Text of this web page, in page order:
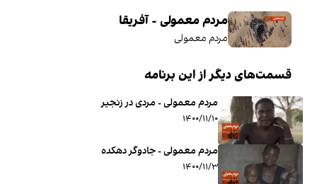
مردم معمولی - آفریقا
مردم معمولی
قسمت‌های دیگر از این برنامه
مردم معمولی - مردی در زنجیر
۱۴۰۰/۱۱/۱۰
مردم معمولی - جادوگر دهکده
۱۴۰۰/۱۱/۳